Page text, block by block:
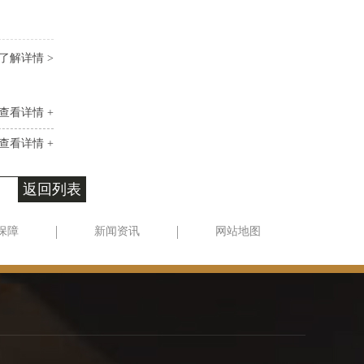
了解详情 >
看详情 +
看详情 +
返回列表
障 新闻资讯 网站地图